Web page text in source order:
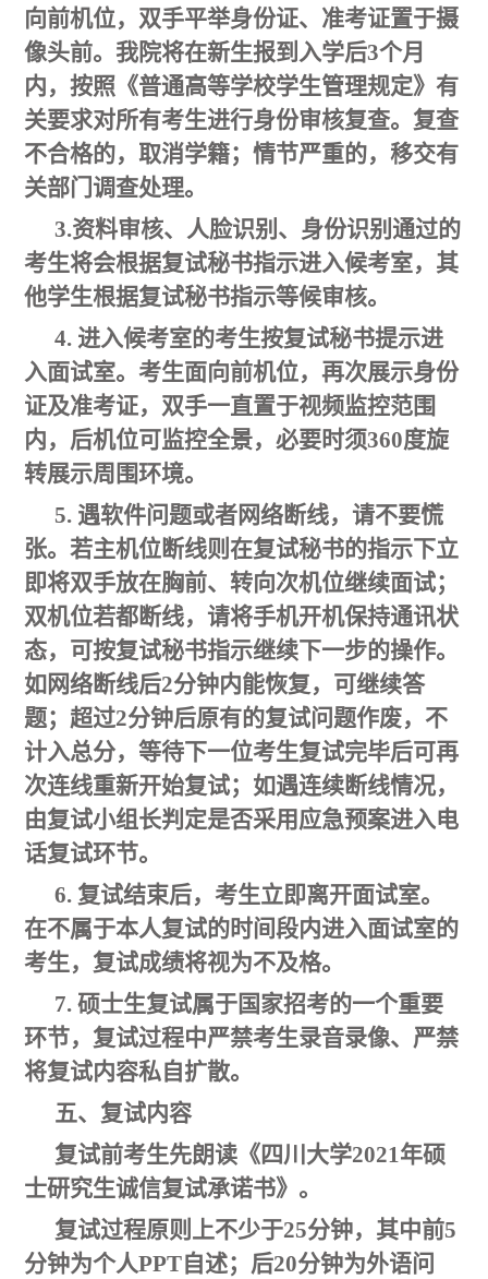
向前机位，双手平举身份证、准考证置于摄
像头前。我院将在新生报到入学后3个月
内，按照《普通高等学校学生管理规定》有
关要求对所有考生进行身份审核复查。复查
不合格的，取消学籍；情节严重的，移交有
关部门调查处理。
3.资料审核、人脸识别、身份识别通过的
考生将会根据复试秘书指示进入候考室，其
他学生根据复试秘书指示等候审核。
4. 进入候考室的考生按复试秘书提示进
入面试室。考生面向前机位，再次展示身份
证及准考证，双手一直置于视频监控范围
内，后机位可监控全景，必要时须360度旋
转展示周围环境。
5. 遇软件问题或者网络断线，请不要慌
张。若主机位断线则在复试秘书的指示下立
即将双手放在胸前、转向次机位继续面试；
双机位若都断线，请将手机开机保持通讯状
态，可按复试秘书指示继续下一步的操作。
如网络断线后2分钟内能恢复，可继续答
题；超过2分钟后原有的复试问题作废，不
计入总分，等待下一位考生复试完毕后可再
次连线重新开始复试；如遇连续断线情况，
由复试小组长判定是否采用应急预案进入电
话复试环节。
6. 复试结束后，考生立即离开面试室。
在不属于本人复试的时间段内进入面试室的
考生，复试成绩将视为不及格。
7. 硕士生复试属于国家招考的一个重要
环节，复试过程中严禁考生录音录像、严禁
将复试内容私自扩散。
五、复试内容
复试前考生先朗读《四川大学2021年硕
士研究生诚信复试承诺书》。
复试过程原则上不少于25分钟，其中前5
分钟为个人PPT自述；后20分钟为外语问